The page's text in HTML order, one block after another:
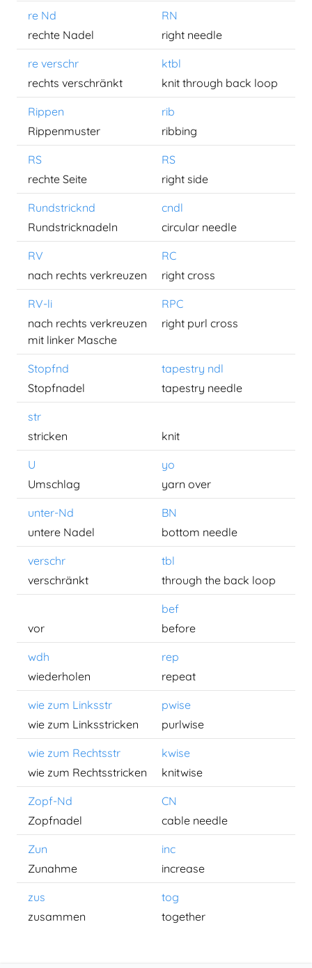
re Nd
RN
rechte Nadel
right needle
re verschr
ktbl
rechts verschränkt
knit through back loop
Rippen
rib
Rippenmuster
ribbing
RS
RS
rechte Seite
right side
Rundstricknd
cndl
Rundstricknadeln
circular needle
RV
RC
nach rechts verkreuzen
right cross
RV-li
RPC
nach rechts verkreuzen
mit linker Masche
right purl cross
Stopfnd
tapestry ndl
Stopfnadel
tapestry needle
str
stricken
knit
U
yo
Umschlag
yarn over
unter-Nd
BN
untere Nadel
bottom needle
verschr
tbl
verschränkt
through the back loop
bef
vor
before
wdh
rep
wiederholen
repeat
wie zum Linksstr
pwise
wie zum Linksstricken
purlwise
wie zum Rechtsstr
kwise
wie zum Rechtsstricken
knitwise
Zopf-Nd
CN
Zopfnadel
cable needle
Zun
inc
Zunahme
increase
zus
tog
zusammen
together